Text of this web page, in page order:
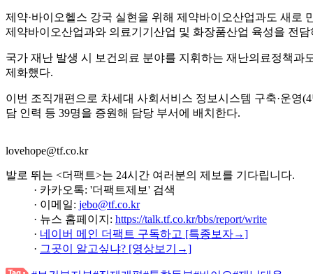
제약·바이오헬스 강국 실현을 위해 제약바이오산업과도 새로
제약바이오산업과와 의료기기산업 및 화장품산업 육성을 전
국가 재난 발생 시 보건의료 분야를 지휘하는 재난의료정책
제화했다.
이번 조직개편으로 차세대 사회서비스 정보시스템 구축·운영
담 인력 등 39명을 증원해 담당 부서에 배치한다.
lovehope@tf.co.kr
발로 뛰는 <더팩트>는 24시간 여러분의 제보를 기다립니다.
· 카카오톡: '더팩트제보' 검색
· 이메일: jebo@tf.co.kr
· 뉴스 홈페이지: https://talk.tf.co.kr/bbs/report/write
· 네이버 메인 더팩트 구독하고 [특종보자→]
· 그곳이 알고싶냐? [영상보기→]